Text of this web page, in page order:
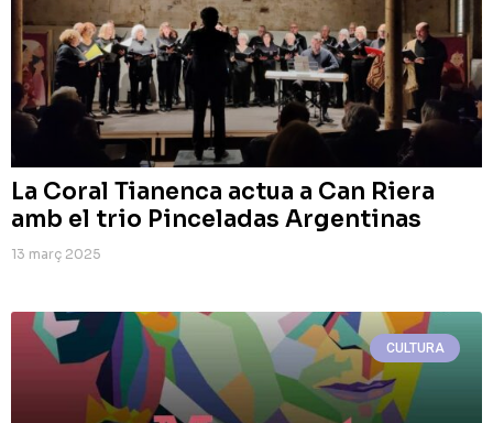
La Coral Tianenca actua a Can Riera
amb el trio Pinceladas Argentinas
13 març 2025
CULTURA